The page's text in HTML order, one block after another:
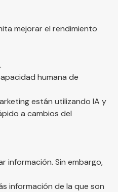
mejorar el rendimiento
humana de
están utilizando IA y
a cambios del
información. Sin embargo,
información de la que son